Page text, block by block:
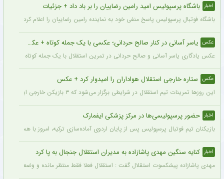
اخبار باشگاه پرسپولیس امید رامین رضاییان را بر باد داد + جزئیات
باشگاه فوتبال پرسپولیس پاسخ منفی خود به نماینده رامین رضاییان را اعلام کرد.
عکس یاسر آسانی در کنار صالح حردانی؛ عکسی با یک جمله کوتاه + عکس
عکس یادگاری یاسر آسانی و صالح حردانی در تمرین استقلال با یک جمله کوتاه از سوی
عکس ستاره خارجی استقلال هواداران را امیدوار کرد + عکس
این روزها تمرینات تیم استقلال در شرایطی برگزار می‌شود که ۳ بازیکن خارجی این تیم با قدرت در کنار دیگر بازیکنان داخلی استقلال مشغول تمرین کردن هستند.
اخبار حضور پرسپولیسی‌ها در مرکز پزشکی ایفمارک
بازیکنان تیم فوتبال پرسپولیس پس از پایان اردوی آماده‌سازی ترکیه، امروز با
اخبار کنایه سنگین مهدی پاشازاده به مدیران استقلال جنجال به پا کرد
مهدی پاشازاده پیشکسوت استقلال گفت : استقلال فعلا فقط منتظر مانده و وضعیت